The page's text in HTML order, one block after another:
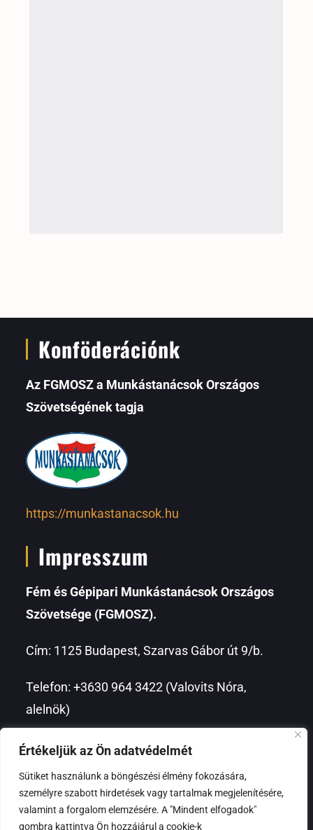
Értékeljük az Ön adatvédelmét
Sütiket használunk a böngészési élmény fokozására,
személyre szabott hirdetések vagy tartalmak megjelenítésére,
valamint a forgalom elemzésére. A "Mindent elfogadok"
gombra kattintva Ön hozzájárul a cookie-k
Konföderációnk
Az FGMOSZ a Munkástanácsok Országos
Szövetségének tagja
https://munkastanacsok.hu
Impresszum
Fém és Gépipari Munkástanácsok Országos
Szövetsége (FGMOSZ).
Cím: 1125 Budapest, Szarvas Gábor út 9/b.
Telefon: +3630 964 3422 (Valovits Nóra,
alelnök)
Elnök – Kozma Zsolt
E-mail:fgmosz@munkastanacsok.eu